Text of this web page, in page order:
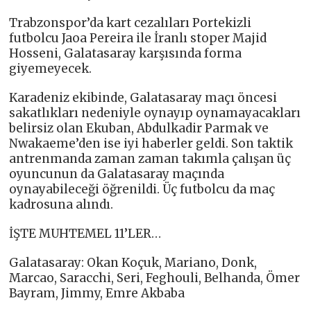
Trabzonspor’da kart cezalıları Portekizli
futbolcu Jaoa Pereira ile İranlı stoper Majid
Hosseni, Galatasaray karşısında forma
giyemeyecek.
Karadeniz ekibinde, Galatasaray maçı öncesi
sakatlıkları nedeniyle oynayıp oynamayacakları
belirsiz olan Ekuban, Abdulkadir Parmak ve
Nwakaeme’den ise iyi haberler geldi. Son taktik
antrenmanda zaman zaman takımla çalışan üç
oyuncunun da Galatasaray maçında
oynayabileceği öğrenildi. Üç futbolcu da maç
kadrosuna alındı.
İŞTE MUHTEMEL 11’LER…
Galatasaray: Okan Koçuk, Mariano, Donk,
Marcao, Saracchi, Seri, Feghouli, Belhanda, Ömer
Bayram, Jimmy, Emre Akbaba